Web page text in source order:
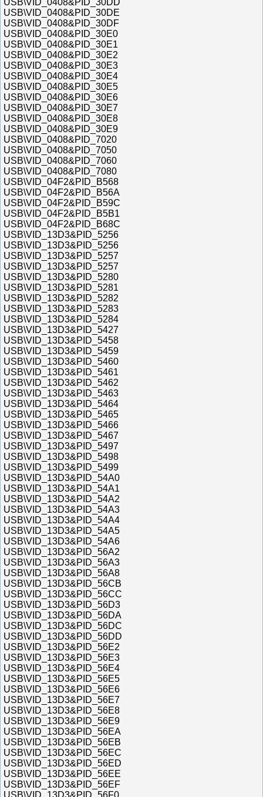
USB\VID_0408&PID_30DD
USB\VID_0408&PID_30DE
USB\VID_0408&PID_30DF
USB\VID_0408&PID_30E0
USB\VID_0408&PID_30E1
USB\VID_0408&PID_30E2
USB\VID_0408&PID_30E3
USB\VID_0408&PID_30E4
USB\VID_0408&PID_30E5
USB\VID_0408&PID_30E6
USB\VID_0408&PID_30E7
USB\VID_0408&PID_30E8
USB\VID_0408&PID_30E9
USB\VID_0408&PID_7020
USB\VID_0408&PID_7050
USB\VID_0408&PID_7060
USB\VID_0408&PID_7080
USB\VID_04F2&PID_B568
USB\VID_04F2&PID_B56A
USB\VID_04F2&PID_B59C
USB\VID_04F2&PID_B5B1
USB\VID_04F2&PID_B68C
USB\VID_13D3&PID_5256
USB\VID_13D3&PID_5256
USB\VID_13D3&PID_5257
USB\VID_13D3&PID_5257
USB\VID_13D3&PID_5280
USB\VID_13D3&PID_5281
USB\VID_13D3&PID_5282
USB\VID_13D3&PID_5283
USB\VID_13D3&PID_5284
USB\VID_13D3&PID_5427
USB\VID_13D3&PID_5458
USB\VID_13D3&PID_5459
USB\VID_13D3&PID_5460
USB\VID_13D3&PID_5461
USB\VID_13D3&PID_5462
USB\VID_13D3&PID_5463
USB\VID_13D3&PID_5464
USB\VID_13D3&PID_5465
USB\VID_13D3&PID_5466
USB\VID_13D3&PID_5467
USB\VID_13D3&PID_5497
USB\VID_13D3&PID_5498
USB\VID_13D3&PID_5499
USB\VID_13D3&PID_54A0
USB\VID_13D3&PID_54A1
USB\VID_13D3&PID_54A2
USB\VID_13D3&PID_54A3
USB\VID_13D3&PID_54A4
USB\VID_13D3&PID_54A5
USB\VID_13D3&PID_54A6
USB\VID_13D3&PID_56A2
USB\VID_13D3&PID_56A3
USB\VID_13D3&PID_56A8
USB\VID_13D3&PID_56CB
USB\VID_13D3&PID_56CC
USB\VID_13D3&PID_56D3
USB\VID_13D3&PID_56DA
USB\VID_13D3&PID_56DC
USB\VID_13D3&PID_56DD
USB\VID_13D3&PID_56E2
USB\VID_13D3&PID_56E3
USB\VID_13D3&PID_56E4
USB\VID_13D3&PID_56E5
USB\VID_13D3&PID_56E6
USB\VID_13D3&PID_56E7
USB\VID_13D3&PID_56E8
USB\VID_13D3&PID_56E9
USB\VID_13D3&PID_56EA
USB\VID_13D3&PID_56EB
USB\VID_13D3&PID_56EC
USB\VID_13D3&PID_56ED
USB\VID_13D3&PID_56EE
USB\VID_13D3&PID_56EF
USB\VID_13D3&PID_56F0